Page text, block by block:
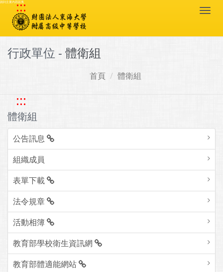
跳到主要內容區塊
:::
行政單位 - 體衛組
首頁 體衛組
:::
體衛組
公告訊息
組織成員
表單下載
法令規章
活動相簿
教育部學校衛生資訊網
教育部體適能網站